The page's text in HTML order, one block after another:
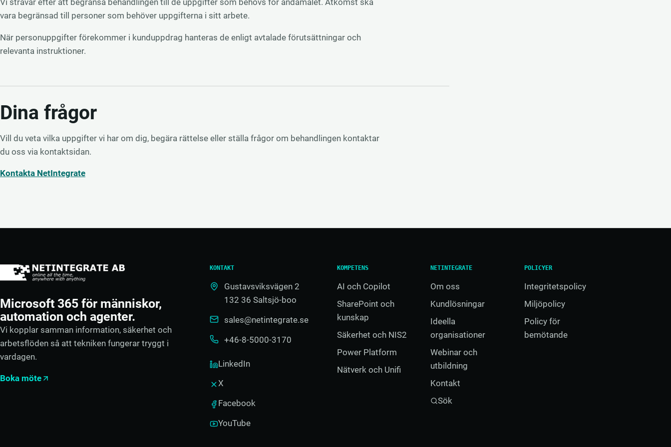
vara begränsad till personer som behöver uppgifterna i sitt arbete.
När personuppgifter förekommer i kunduppdrag hanteras de enligt avtalade förutsättningar och
relevanta instruktioner.
Dina frågor
Vill du veta vilka uppgifter vi har om dig, begära rättelse eller ställa frågor om behandlingen kontaktar
du oss via kontaktsidan.
Kontakta NetIntegrate
Microsoft 365 för människor,
automation och agenter.
Vi kopplar samman information, säkerhet och
arbetsflöden så att tekniken fungerar tryggt i
vardagen.
Boka möte
KONTAKT
Gustavsviksvägen 2
132 36 Saltsjö-boo
sales@netintegrate.se
+46-8-5000-3170
LinkedIn
X
Facebook
YouTube
KOMPETENS
AI och Copilot
SharePoint och
kunskap
Säkerhet och NIS2
Power Platform
Nätverk och Unifi
NETINTEGRATE
Om oss
Kundlösningar
Ideella
organisationer
Webinar och
utbildning
Kontakt
Sök
POLICYER
Integritetspolicy
Miljöpolicy
Policy för
bemötande